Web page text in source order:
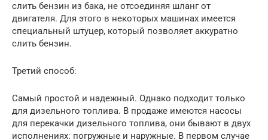
слить бензин из бака, не отсоединяя шланг от
двигателя. Для этого в некоторых машинах имеется
специальный штуцер, который позволяет аккуратно
слить бензин.
Третий способ:
Самый простой и надежный. Однако подходит только
для дизельного топлива. В продаже имеются насосы
для перекачки дизельного топлива, они бывают в двух
исполнениях: погружные и наружные. В первом случае